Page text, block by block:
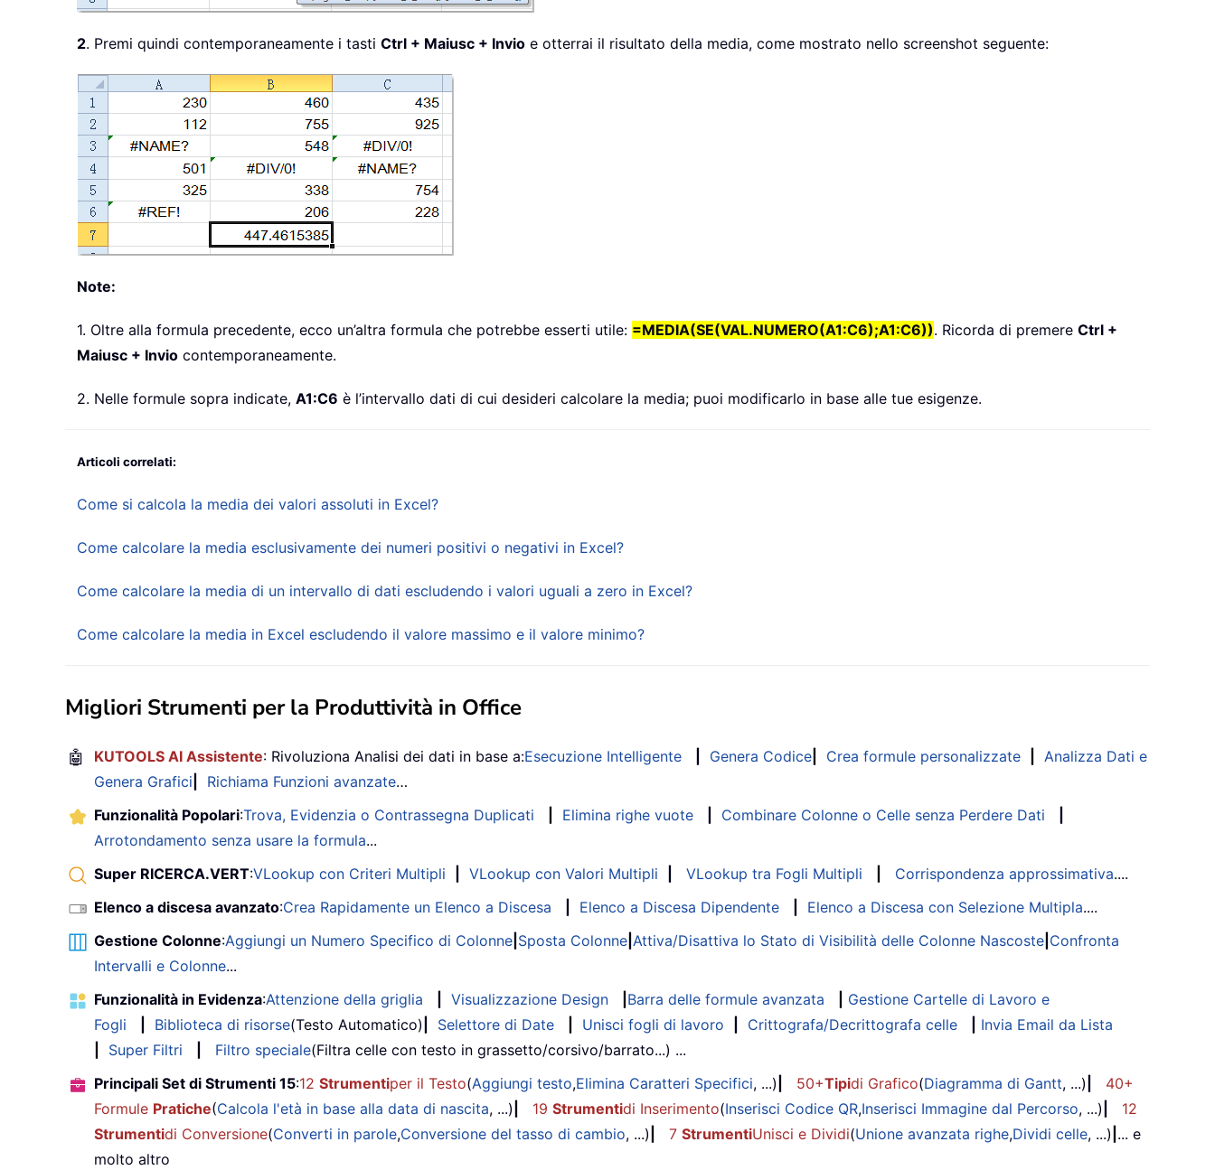
2. Premi quindi contemporaneamente i tasti Ctrl + Maiusc + Invio e otterrai il risultato della media, come mostrato nello screenshot seguente:
Note:
1. Oltre alla formula precedente, ecco un’altra formula che potrebbe esserti utile: =MEDIA(SE(VAL.NUMERO(A1:C6);A1:C6)). Ricorda di premere Ctrl +
Maiusc + Invio contemporaneamente.
2. Nelle formule sopra indicate, A1:C6 è l’intervallo dati di cui desideri calcolare la media; puoi modificarlo in base alle tue esigenze.
Articoli correlati:
Come si calcola la media dei valori assoluti in Excel?
Come calcolare la media esclusivamente dei numeri positivi o negativi in Excel?
Come calcolare la media di un intervallo di dati escludendo i valori uguali a zero in Excel?
Come calcolare la media in Excel escludendo il valore massimo e il valore minimo?
Migliori Strumenti per la Produttività in Office
🤖 KUTOOLS AI Assistente: Rivoluziona Analisi dei dati in base a:Esecuzione Intelligente Genera Codice Crea formule personalizzate
Analizza Dati e
Genera Grafici
Richiama Funzioni avanzate…
Funzionalità Popolari:Trova, Evidenzia o Contrassegna Duplicati Elimina righe vuote Combinare Colonne o Celle senza Perdere Dati
Arrotondamento senza usare la formula...
Super RICERCA.VERT:VLookup con Criteri Multipli VLookup con Valori Multipli VLookup tra Fogli Multipli Corrispondenza approssimativa....
Elenco a discesa avanzato:Crea Rapidamente un Elenco a Discesa Elenco a Discesa Dipendente Elenco a Discesa con Selezione Multipla....
Gestione Colonne:Aggiungi un Numero Specifico di Colonne Sposta Colonne Attiva/Disattiva lo Stato di Visibilità delle Colonne Nascoste Confronta
Intervalli e Colonne...
Funzionalità in Evidenza:Attenzione della griglia Visualizzazione Design Barra delle formule avanzata
Gestione Cartelle di Lavoro e
Fogli
Biblioteca di risorse(Testo Automatico) Selettore di Date Unisci fogli di lavoro Crittografa/Decrittografa celle
Invia Email da Lista
Super Filtri Filtro speciale(Filtra celle con testo in grassetto/corsivo/barrato...) ...
Principali Set di Strumenti 15:12 Strumentiper il Testo(Aggiungi testo,Elimina Caratteri Specifici, ...) 50+Tipidi Grafico(Diagramma di Gantt, ...)
40+
Formule Pratiche(Calcola l'età in base alla data di nascita, ...) 19 Strumentidi Inserimento(Inserisci Codice QR,Inserisci Immagine dal Percorso, ...)
12
Strumentidi Conversione(Converti in parole,Conversione del tasso di cambio, ...) 7 StrumentiUnisci e Dividi(Unione avanzata righe,Dividi celle, ...) ... e
molto altro